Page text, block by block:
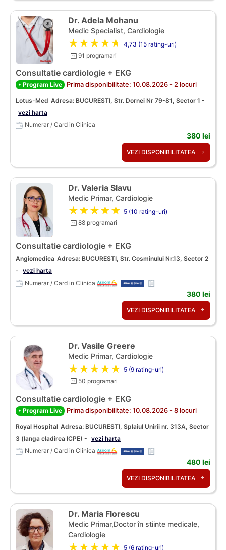
Dr. Adela Mohanu
Medic Specialist, Cardiologie
★★★★★
4,73 (15 rating-uri)
91 programari
Consultatie cardiologie + EKG
• Program Live Prima disponibilitate: 10.08.2026 - 2 locuri
Lotus-Med Adresa: BUCURESTI, Str. Dornei Nr 79-81, Sector 1 -
vezi harta
Numerar / Card in Clinica
380 lei
VEZI DISPONIBILITATEA
Dr. Valeria Slavu
Medic Primar, Cardiologie
★★★★★ 5 (10 rating-uri)
88 programari
Consultatie cardiologie + EKG
Angiomedica Adresa: BUCURESTI, Str. Cosminului Nr.13, Sector 2
- vezi harta
Numerar / Card in Clinica
380 lei
VEZI DISPONIBILITATEA
Dr. Vasile Greere
Medic Primar, Cardiologie
★★★★★ 5 (9 rating-uri)
50 programari
Consultatie cardiologie + EKG
• Program Live Prima disponibilitate: 10.08.2026 - 8 locuri
Royal Hospital Adresa: BUCURESTI, Splaiul Unirii nr. 313A, Sector
3 (langa cladirea ICPE) - vezi harta
Numerar / Card in Clinica
480 lei
VEZI DISPONIBILITATEA
Dr. Maria Florescu
Medic Primar,Doctor în stiinte medicale,
Cardiologie
★★★★★ 5 (6 rating-uri)